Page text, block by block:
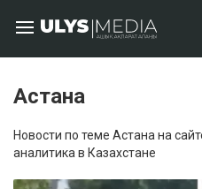
Астана
Новости по теме Астана на
аналитика в Казахстане